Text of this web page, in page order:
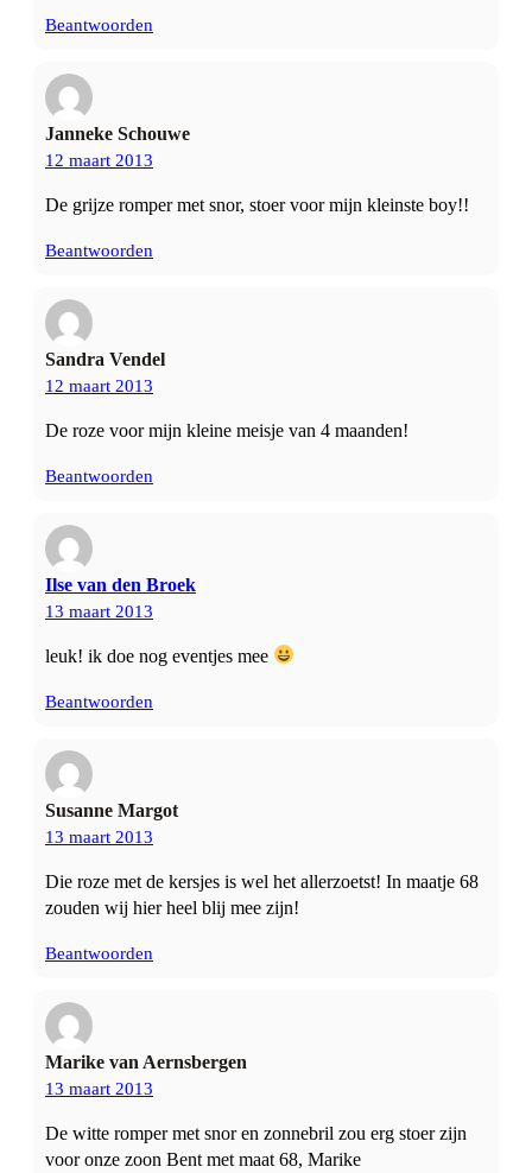
Beantwoorden
Janneke Schouwe
12 maart 2013
De grijze romper met snor, stoer voor mijn kleinste boy!!
Beantwoorden
Sandra Vendel
12 maart 2013
De roze voor mijn kleine meisje van 4 maanden!
Beantwoorden
Ilse van den Broek
13 maart 2013
leuk! ik doe nog eventjes mee
Beantwoorden
Susanne Margot
13 maart 2013
Die roze met de kersjes is wel het allerzoetst! In maatje 68
zouden wij hier heel blij mee zijn!
Beantwoorden
Marike van Aernsbergen
13 maart 2013
De witte romper met snor en zonnebril zou erg stoer zijn
voor onze zoon Bent met maat 68, Marike